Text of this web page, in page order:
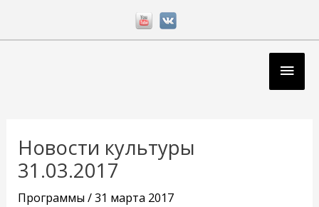
Новости культуры
31.03.2017
Программы/31 марта 2017
записям